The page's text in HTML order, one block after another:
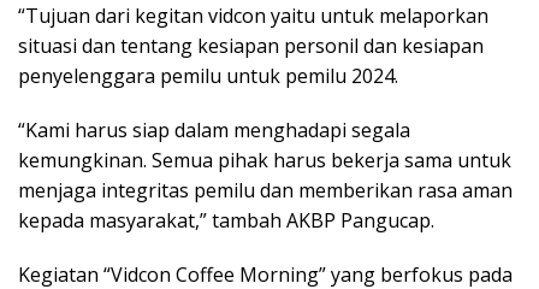
“Tujuan dari kegitan vidcon yaitu untuk melaporkan
situasi dan tentang kesiapan personil dan kesiapan
penyelenggara pemilu untuk pemilu 2024.
“Kami harus siap dalam menghadapi segala
kemungkinan. Semua pihak harus bekerja sama untuk
menjaga integritas pemilu dan memberikan rasa aman
kepada masyarakat,” tambah AKBP Pangucap.
Kegiatan “Vidcon Coffee Morning” yang berfokus pada